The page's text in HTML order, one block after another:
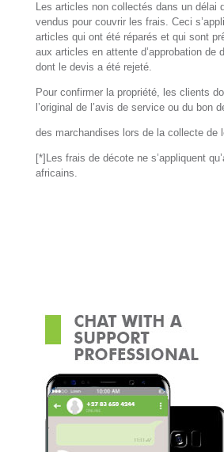
Les articles non collectés dans un délai
vendus pour couvrir les frais. Ceci
articles qui ont été réparés et qui sont
aux articles en attente d’approbation de
dont le devis a été rejeté.
Pour confirmer la propriété, les clients
l’original de l’avis de service ou du bon
des marchandises lors de la collecte de
[*]Les frais de décote ne s’appliquent
africains.